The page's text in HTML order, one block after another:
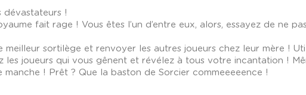
dévastateurs !
fait rage ! Vous êtes l’un d’entre eux, alors, essayez de ne
sortilège et renvoyer les autres joueurs chez leur mère !
les joueurs qui vous gênent et révélez à tous votre incantation !
! Prêt ? Que la baston de Sorcier commeeeeence !